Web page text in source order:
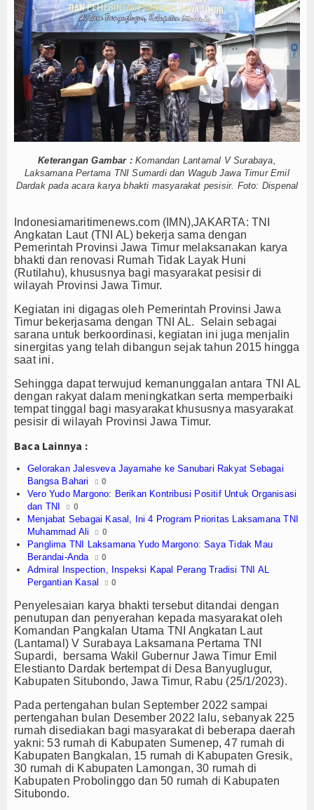
Hankam
Hukum
Internasional
Kelautan dan Perikanan
Kesehatan
Khazanah
Maritim
Nasional
News
Olahraga
Perhubungan
Opini
Politik
Seni & Budaya
Sorot
Tauziah
Tokoh
Wisata
TV
Channel
Esensi Perlindungan Nyawa
Alat Pemindai Peti Kemas Ekspor
Tata Kelola
di Bangka Belitung
Nelayan Merah Putih
Publik Lawan Pinjol Ilegal
Tinggi
IPC TPK-Kejari Jakut Perpanjang Kerja Sama Hukum
5 Motor Harley Pretelan dari China Diselundupkan Lewat Tanjung
Esensi Perlindungan Nyawa
Alat Pemindai Peti Kemas Ekspor
dan Tata Kelola
Keterangan Gambar :Komandan Lantamal V Surabaya,
Laksamana Pertama TNI Sumardi dan Wagub Jawa Timur Emil
Dardak pada acara karya bhakti masyarakat pesisir. Foto: Dispenal
Indonesiamaritimenews.com (IMN),JAKARTA: TNI
Angkatan Laut (TNI AL) bekerja sama dengan
Pemerintah Provinsi Jawa Timur melaksanakan karya
bhakti dan renovasi Rumah Tidak Layak Huni
(Rutilahu), khususnya bagi masyarakat pesisir di
wilayah Provinsi Jawa Timur.
Kegiatan ini digagas oleh Pemerintah Provinsi Jawa
Timur bekerjasama dengan TNI AL. Selain sebagai
sarana untuk berkoordinasi, kegiatan ini juga menjalin
sinergitas yang telah dibangun sejak tahun 2015 hingga
saat ini.
Sehingga dapat terwujud kemanunggalan antara TNI AL
dengan rakyat dalam meningkatkan serta memperbaiki
tempat tinggal bagi masyarakat khususnya masyarakat
pesisir di wilayah Provinsi Jawa Timur.
Baca Lainnya :
Gelorakan Jalesveva Jayamahe ke Sanubari Rakyat Sebagai
Bangsa Bahari
0
Vero Yudo Margono: Berikan Kontribusi Positif Untuk Organisasi
dan TNI
0
Menjabat Sebagai Kasal, Ini 4 Program Prioritas Laksamana TNI
Muhammad Ali
0
Panglima TNI Laksamana Yudo Margono: Saya Tidak Mau
Berandai-Anda
0
Admiral Inspection, Inspeksi Kapal Perang Tradisi TNI AL
Pergantian Kasal
0
Penyelesaian karya bhakti tersebut ditandai dengan
penutupan dan penyerahan kepada masyarakat oleh
Komandan Pangkalan Utama TNI Angkatan Laut
(Lantamal) V Surabaya Laksamana Pertama TNI
Supardi, bersama Wakil Gubernur Jawa Timur Emil
Elestianto Dardak bertempat di Desa Banyuglugur,
Kabupaten Situbondo, Jawa Timur, Rabu (25/1/2023).
Pada pertengahan bulan September 2022 sampai
pertengahan bulan Desember 2022 lalu, sebanyak 225
rumah disediakan bagi masyarakat di beberapa daerah
yakni: 53 rumah di Kabupaten Sumenep, 47 rumah di
Kabupaten Bangkalan, 15 rumah di Kabupaten Gresik,
30 rumah di Kabupaten Lamongan, 30 rumah di
Kabupaten Probolinggo dan 50 rumah di Kabupaten
Situbondo.